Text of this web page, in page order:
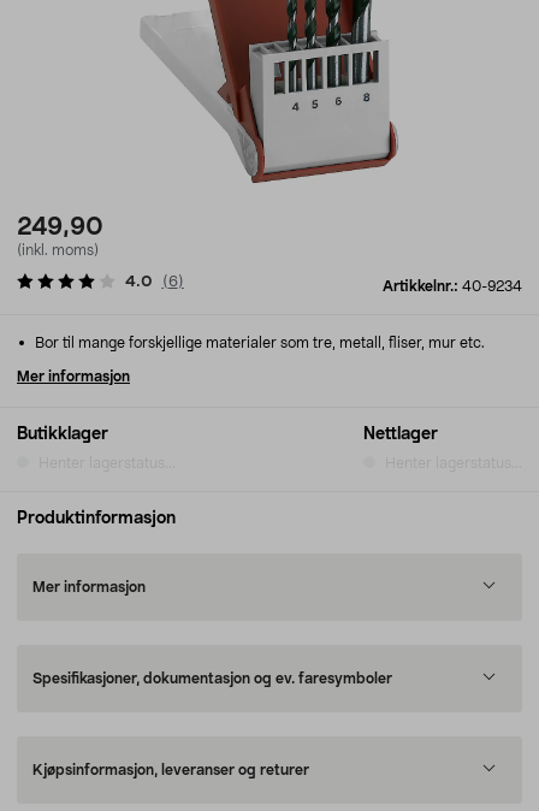
249,90
(inkl. moms)
Artikkelnr.: 40-9234
4.0 (6)
Butikklager Nettlager
Bor til mange forskjellige materialer som tre, metall, fliser, mur etc.
Mer informasjon
Produktinformasjon
Mer informasjon
Spesifikasjoner, dokumentasjon og ev. faresymboler
Kjøpsinformasjon, leveranser og returer